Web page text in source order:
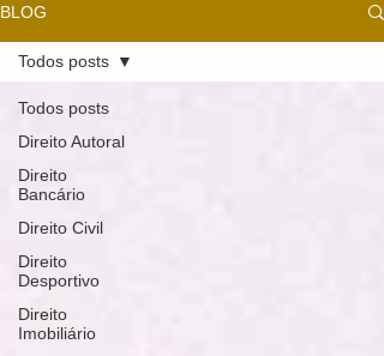
BLOG
Todos posts
Direito Autoral
Direito
Bancário
Direito Civil
Direito
Desportivo
Direito
Imobiliário
Todos posts